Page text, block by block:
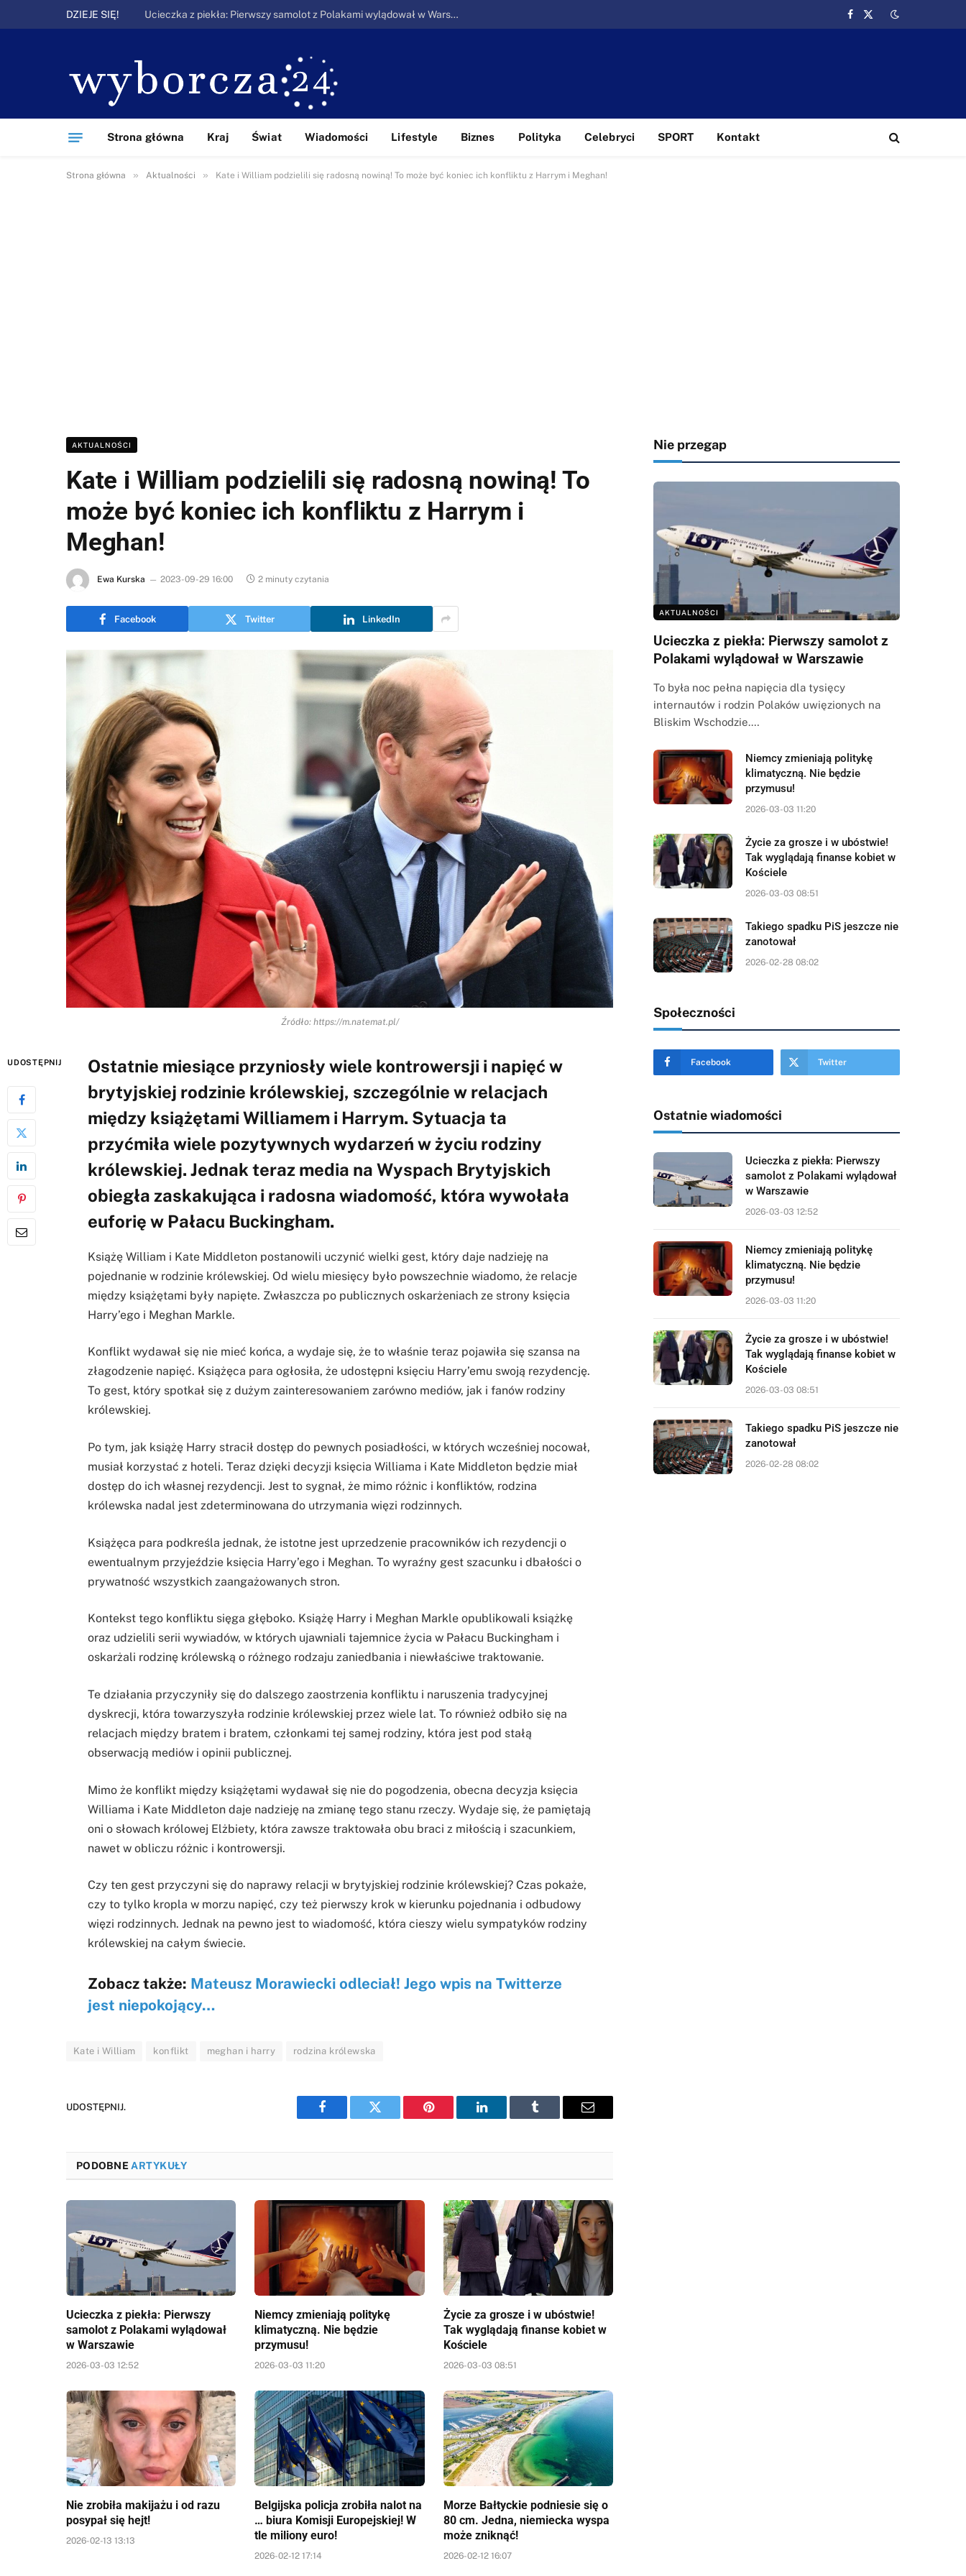
DZIEJE SIĘ! Ucieczka z piekła: Pierwszy samolot z Polakami wylądował w Warszawie
Facebook
X
Strona główna Kraj Świat Wiadomości Lifestyle Biznes Polityka Celebryci SPORT Kontakt
Strona główna » Aktualności » Kate i William podzielili się radosną nowiną! To może być koniec ich konfliktu z Harrym i Meghan!
AKTUALNOŚCI
Kate i William podzielili się radosną nowiną! To
może być koniec ich konfliktu z Harrym i
Meghan!
Ewa Kurska 2023-09-29 16:00 2 minuty czytania
Facebook Twitter LinkedIn
Źródło: https://m.natemat.pl/
UDOSTĘPNIJ
Ostatnie miesiące przyniosły wiele kontrowersji i napięć w
brytyjskiej rodzinie królewskiej, szczególnie w relacjach
między książętami Williamem i Harrym. Sytuacja ta
przyćmiła wiele pozytywnych wydarzeń w życiu rodziny
królewskiej. Jednak teraz media na Wyspach Brytyjskich
obiegła zaskakująca i radosna wiadomość, która wywołała
euforię w Pałacu Buckingham.
Książę William i Kate Middleton postanowili uczynić wielki gest, który daje nadzieję na
pojednanie w rodzinie królewskiej. Od wielu miesięcy było powszechnie wiadomo, że relacje
między książętami były napięte. Zwłaszcza po publicznych oskarżeniach ze strony księcia
Harry’ego i Meghan Markle.
Konflikt wydawał się nie mieć końca, a wydaje się, że to właśnie teraz pojawiła się szansa na
złagodzenie napięć. Książęca para ogłosiła, że udostępni księciu Harry’emu swoją rezydencję.
To gest, który spotkał się z dużym zainteresowaniem zarówno mediów, jak i fanów rodziny
królewskiej.
Po tym, jak książę Harry stracił dostęp do pewnych posiadłości, w których wcześniej nocował,
musiał korzystać z hoteli. Teraz dzięki decyzji księcia Williama i Kate Middleton będzie miał
dostęp do ich własnej rezydencji. Jest to sygnał, że mimo różnic i konfliktów, rodzina
królewska nadal jest zdeterminowana do utrzymania więzi rodzinnych.
Książęca para podkreśla jednak, że istotne jest uprzedzenie pracowników ich rezydencji o
ewentualnym przyjeździe księcia Harry’ego i Meghan. To wyraźny gest szacunku i dbałości o
prywatność wszystkich zaangażowanych stron.
Kontekst tego konfliktu sięga głęboko. Książę Harry i Meghan Markle opublikowali książkę
oraz udzielili serii wywiadów, w których ujawniali tajemnice życia w Pałacu Buckingham i
oskarżali rodzinę królewską o różnego rodzaju zaniedbania i niewłaściwe traktowanie.
Te działania przyczyniły się do dalszego zaostrzenia konfliktu i naruszenia tradycyjnej
dyskrecji, która towarzyszyła rodzinie królewskiej przez wiele lat. To również odbiło się na
relacjach między bratem i bratem, członkami tej samej rodziny, która jest pod stałą
obserwacją mediów i opinii publicznej.
Mimo że konflikt między książętami wydawał się nie do pogodzenia, obecna decyzja księcia
Williama i Kate Middleton daje nadzieję na zmianę tego stanu rzeczy. Wydaje się, że pamiętają
oni o słowach królowej Elżbiety, która zawsze traktowała obu braci z miłością i szacunkiem,
nawet w obliczu różnic i kontrowersji.
Czy ten gest przyczyni się do naprawy relacji w brytyjskiej rodzinie królewskiej? Czas pokaże,
czy to tylko kropla w morzu napięć, czy też pierwszy krok w kierunku pojednania i odbudowy
więzi rodzinnych. Jednak na pewno jest to wiadomość, która cieszy wielu sympatyków rodziny
królewskiej na całym świecie.
Zobacz także: Mateusz Morawiecki odleciał! Jego wpis na Twitterze
jest niepokojący…
Kate i William konflikt meghan i harry rodzina królewska
UDOSTĘPNIJ.
Facebook Twitter Pinterest LinkedIn Tumblr Email
PODOBNE ARTYKUŁY
Ucieczka z piekła: Pierwszy
samolot z Polakami wylądował
w Warszawie
2026-03-03 12:52
Niemcy zmieniają politykę
klimatyczną. Nie będzie
przymusu!
2026-03-03 11:20
Życie za grosze i w ubóstwie!
Tak wyglądają finanse kobiet w
Kościele
2026-03-03 08:51
Nie zrobiła makijażu i od razu
posypał się hejt!
2026-02-13 13:13
Belgijska policja zrobiła nalot na
… biura Komisji Europejskiej! W
tle miliony euro!
2026-02-12 17:14
Morze Bałtyckie podniesie się o
80 cm. Jedna, niemiecka wyspa
może zniknąć!
2026-02-12 16:07
Nie przegap
AKTUALNOŚCI
Ucieczka z piekła: Pierwszy samolot z
Polakami wylądował w Warszawie
To była noc pełna napięcia dla tysięcy
internautów i rodzin Polaków uwięzionych na
Bliskim Wschodzie.…
Niemcy zmieniają politykę
klimatyczną. Nie będzie
przymusu!
2026-03-03 11:20
Życie za grosze i w ubóstwie!
Tak wyglądają finanse kobiet w
Kościele
2026-03-03 08:51
Takiego spadku PiS jeszcze nie
zanotował
2026-02-28 08:02
Społeczności
Facebook Twitter
Ostatnie wiadomości
Ucieczka z piekła: Pierwszy
samolot z Polakami wylądował
w Warszawie
2026-03-03 12:52
Niemcy zmieniają politykę
klimatyczną. Nie będzie
przymusu!
2026-03-03 11:20
Życie za grosze i w ubóstwie!
Tak wyglądają finanse kobiet w
Kościele
2026-03-03 08:51
Takiego spadku PiS jeszcze nie
zanotował
2026-02-28 08:02